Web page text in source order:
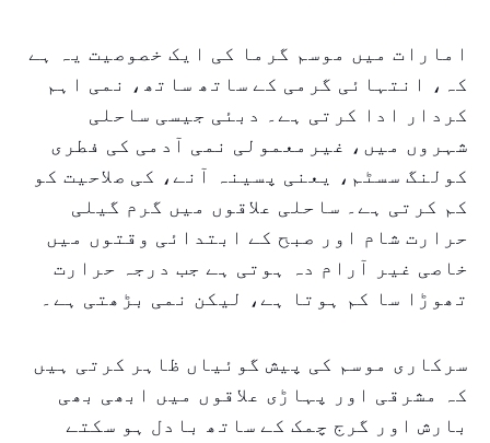
امارات میں موسم گرما کی ایک خصوصیت یہ ہے
کہ، انتہائی گرمی کے ساتھ ساتھ، نمی اہم
کردار ادا کرتی ہے۔ دبئی جیسی ساحلی
شہروں میں، غیرمعمولی نمی آدمی کی فطری
کولنگ سسٹم، یعنی پسینہ آنے، کی صلاحیت کو
کم کرتی ہے۔ ساحلی علاقوں میں گرم گیلی
حرارت شام اور صبح کے ابتدائی وقتوں میں
خاصی غیر آرام دہ ہوتی ہے جب درجہ حرارت
تھوڑا سا کم ہوتا ہے، لیکن نمی بڑھتی ہے۔
سرکاری موسم کی پیش گوئیاں ظاہر کرتی ہیں
کہ مشرقی اور پہاڑی علاقوں میں ابھی بھی
بارش اور گرج چمک کے ساتھ بادل ہو سکتے